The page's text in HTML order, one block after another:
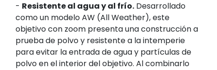
- Resistente al agua y al frío. Desarrollado
como un modelo AW (All Weather), este
objetivo con zoom presenta una construcción a
prueba de polvo y resistente a la intemperie
para evitar la entrada de agua y partículas de
polvo en el interior del objetivo. Al combinarlo